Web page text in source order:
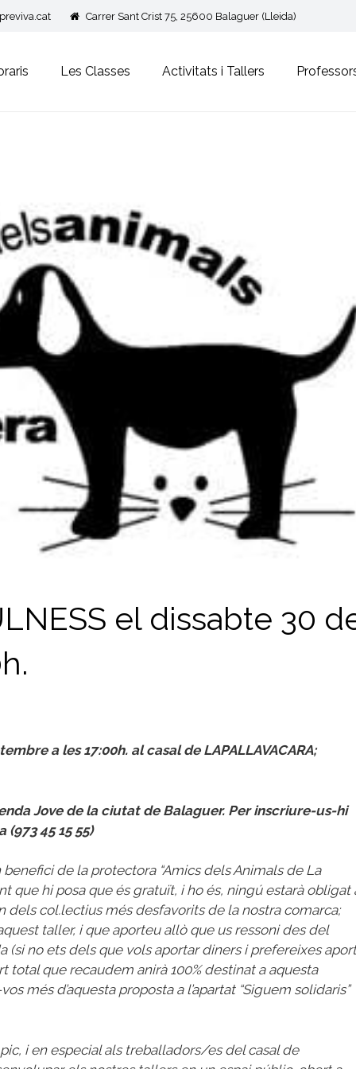
Carrer Sant Crist 75, 25600 Balaguer (Lleida)
Les Classes Activitats i Tallers
el dissabte 30
a les 17:00h. al casal de LAPALLAVACARA;
Jove de la ciutat de Balaguer. Per inscriure-us-hi
45 15 55)
de la protectora “Amics dels Animals de La
que hi posa que és gratuït, i ho és, ningú estarà obligat
dels col.lectius més desfavorits de la nostra comarca;
taller, i que aporteu allò que us ressoni des del
(si no ets dels que vols aportar diners i prefereixes
total que recaudem anirà 100% destinat a aquesta
més d’aquesta proposta a l’apartat “Siguem solidaris”
i en especial als treballadors/es del casal de